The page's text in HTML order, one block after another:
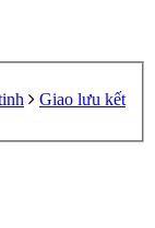
Giao lưu kết